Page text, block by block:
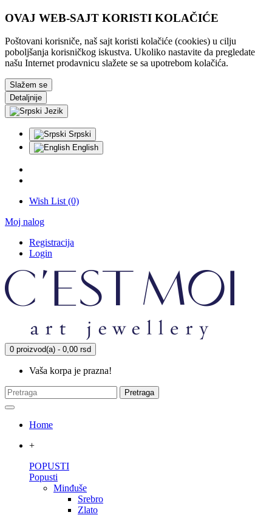
OVAJ WEB-SAJT KORISTI KOLAČIĆE
Poštovani korisniče, naš sajt koristi kolačiće (cookies) u cilju
poboljšanja korisničkog iskustva. Ukoliko nastavite da pregledate
našu Internet prodavnicu slažete se sa upotrebom kolačića.
Slažem se
Detaljnije
Jezik
Srpski
English
Wish List (0)
Moj nalog
Registracija
Login
0 proizvod(a) - 0,00 rsd
Vaša korpa je prazna!
Pretraga
Home
+
POPUSTI
Popusti
Minđuše
Srebro
Zlato